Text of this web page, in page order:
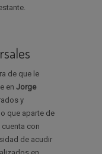
de que le
en Jorge
y
que aparte de
con
de acudir